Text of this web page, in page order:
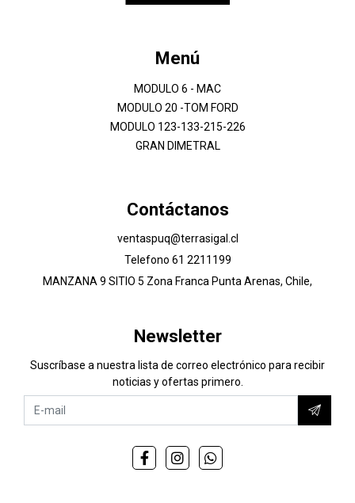
Menú
MODULO 6 - MAC
MODULO 20 -TOM FORD
MODULO 123-133-215-226
GRAN DIMETRAL
Contáctanos
ventaspuq@terrasigal.cl
Telefono 61 2211199
MANZANA 9 SITIO 5 Zona Franca Punta Arenas, Chile,
Newsletter
Suscríbase a nuestra lista de correo electrónico para recibir
noticias y ofertas primero.